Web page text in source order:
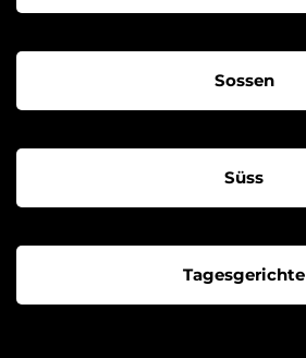
Sossen
Süss
Tagesgerichte